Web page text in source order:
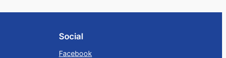
Social
Facebook